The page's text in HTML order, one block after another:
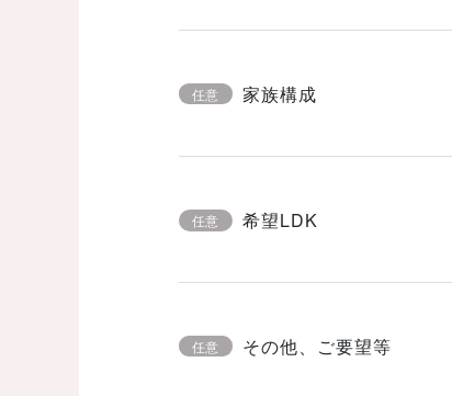
任意 家族構成
任意 希望LDK
任意 その他、ご要望等